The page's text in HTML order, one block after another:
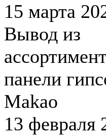
15 марта
Вывод из
панели
Makao
13 февраля